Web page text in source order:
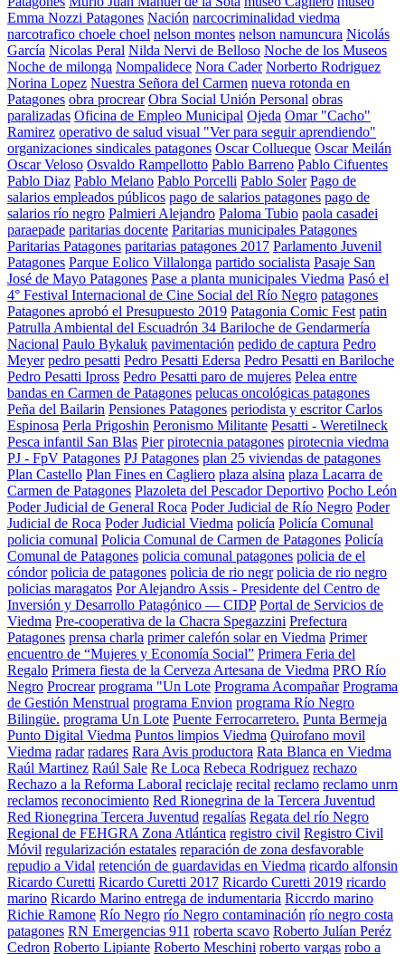
Emma Nozzi Patagones Nación narcocriminalidad viedma
narcotrafico choele choel nelson montes nelson namuncura Nicolás
García Nicolas Peral Nilda Nervi de Belloso Noche de los Museos
Noche de milonga Nompalidece Nora Cader Norberto Rodriguez
Norina Lopez Nuestra Señora del Carmen nueva rotonda en
Patagones obra procrear Obra Social Unión Personal obras
paralizadas Oficina de Empleo Municipal Ojeda Omar "Cacho"
Ramirez operativo de salud visual "Ver para seguir aprendiendo"
organizaciones sindicales patagones Oscar Collueque Oscar Meilán
Oscar Veloso Osvaldo Rampellotto Pablo Barreno Pablo Cifuentes
Pablo Diaz Pablo Melano Pablo Porcelli Pablo Soler Pago de
salarios empleados públicos pago de salarios patagones pago de
salarios río negro Palmieri Alejandro Paloma Tubio paola casadei
paraepade paritarias docente Paritarias municipales Patagones
Paritarias Patagones paritarias patagones 2017 Parlamento Juvenil
Patagones Parque Eolico Villalonga partido socialista Pasaje San
José de Mayo Patagones Pase a planta municipales Viedma Pasó el
4° Festival Internacional de Cine Social del Río Negro patagones
Patagones aprobó el Presupuesto 2019 Patagonia Comic Fest patin
Patrulla Ambiental del Escuadrón 34 Bariloche de Gendarmería
Nacional Paulo Bykaluk pavimentación pedido de captura Pedro
Meyer pedro pesatti Pedro Pesatti Edersa Pedro Pesatti en Bariloche
Pedro Pesatti Ipross Pedro Pesatti paro de mujeres Pelea entre
bandas en Carmen de Patagones pelucas oncológicas patagones
Peña del Bailarin Pensiones Patagones periodista y escritor Carlos
Espinosa Perla Prigoshin Peronismo Militante Pesatti - Weretilneck
Pesca infantil San Blas Pier pirotecnia patagones pirotecnia viedma
PJ - FpV Patagones PJ Patagones plan 25 viviendas de patagones
Plan Castello Plan Fines en Cagliero plaza alsina plaza Lacarra de
Carmen de Patagones Plazoleta del Pescador Deportivo Pocho León
Poder Judicial de General Roca Poder Judicial de Río Negro Poder
Judicial de Roca Poder Judicial Viedma policía Policía Comunal
policia comunal Policia Comunal de Carmen de Patagones Policía
Comunal de Patagones policia comunal patagones policia de el
cóndor policia de patagones policia de rio negr policia de rio negro
policias maragatos Por Alejandro Assis - Presidente del Centro de
Inversión y Desarrollo Patagónico — CIDP Portal de Servicios de
Viedma Pre-cooperativa de la Chacra Spegazzini Prefectura
Patagones prensa charla primer calefón solar en Viedma Primer
encuentro de “Mujeres y Economía Social” Primera Feria del
Regalo Primera fiesta de la Cerveza Artesana de Viedma PRO Río
Negro Procrear programa "Un Lote Programa Acompañar Programa
de Gestión Menstrual programa Envion programa Río Negro
Bilingüe. programa Un Lote Puente Ferrocarretero. Punta Bermeja
Punto Digital Viedma Puntos limpios Viedma Quirofano movil
Viedma radar radares Rara Avis productora Rata Blanca en Viedma
Raúl Martinez Raúl Sale Re Loca Rebeca Rodriguez rechazo
Rechazo a la Reforma Laboral reciclaje recital reclamo reclamo unrn
reclamos reconocimiento Red Rionegrina de la Tercera Juventud
Red Rionegrina Tercera Juventud regalías Regata del río Negro
Regional de FEHGRA Zona Atlántica registro civil Registro Civil
Móvil regularización estatales reparación de zona desfavorable
repudio a Vidal retención de guardavidas en Viedma ricardo alfonsin
Ricardo Curetti Ricardo Curetti 2017 Ricardo Curetti 2019 ricardo
marino Ricardo Marino entrega de indumentaria Riccrdo marino
Richie Ramone Río Negro río Negro contaminación río negro costa
patagones RN Emergencias 911 roberta scavo Roberto Julían Peréz
Cedron Roberto Lipiante Roberto Meschini roberto vargas robo a